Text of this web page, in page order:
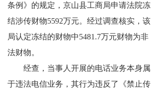
条例》的规定，京山县工商局申请法院冻
结涉传财物5592万元。经过调查核实，该
局认定冻结的财物中5481.7万元财物为非
法财物。
经查，当事人开展的电话业务本身属
于违法电信业务，其行为违反了《禁止传